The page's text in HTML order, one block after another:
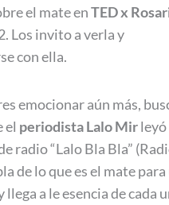
el mate enTED x
Los invito a verla y
con ella.
emocionar aún más,
el periodista Lalo Mirleyó
radio “Lalo Bla Bla”
de lo que es el mate para
a le esencia de cada